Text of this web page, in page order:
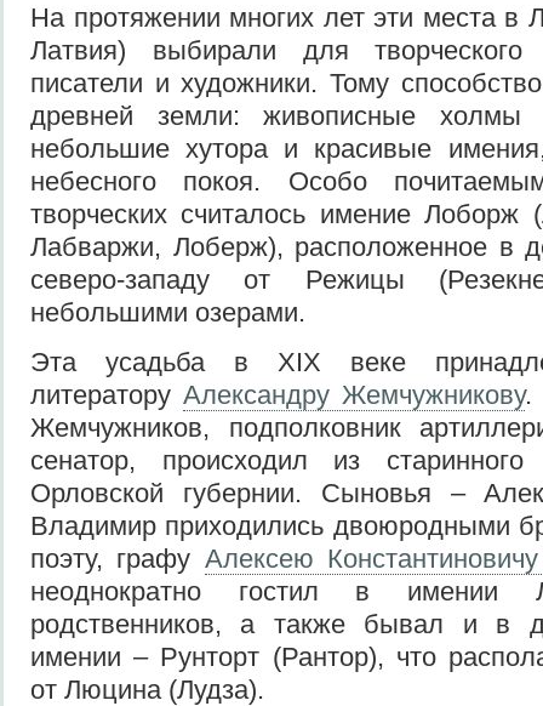
На протяжении многих лет эти места в
Латвия) выбирали для творческого
писатели и художники. Тому
древней земли: живописные холмы
небольшие хутора и красивые
небесного покоя. Особо
творческих считалось имение Лоборж
Лабваржи, Лоберж), расположенное в
северо-западу от Режицы
небольшими озерами.
Эта усадьба в XIX веке
литератору Александру Жемчужникову.
Жемчужников, подполковник
сенатор, происходил из старинного
Орловской губернии. Сыновья –
Владимир приходились двоюродными
поэту, графу Алексею
неоднократно гостил в
родственников, а также бывал и в
имении – Рунторт (Рантор), что
от Люцина (Лудза).